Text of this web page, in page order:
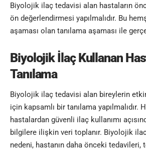
Biyolojik ilaç tedavisi alan hastaların
ön değerlendirmesi yapılmalıdır. Bu
aşaması olan tanılama aşaması ile
Biyolojik İlaç Kullanan
Tanılama
Biyolojik ilaç tedavisi alan bireylerin
için kapsamlı bir tanılama
hastalardan güvenli ilaç kullanımı
bilgilere ilişkin veri toplanır. Biyolojik
nedeni, hastanın daha önceki tedavileri,